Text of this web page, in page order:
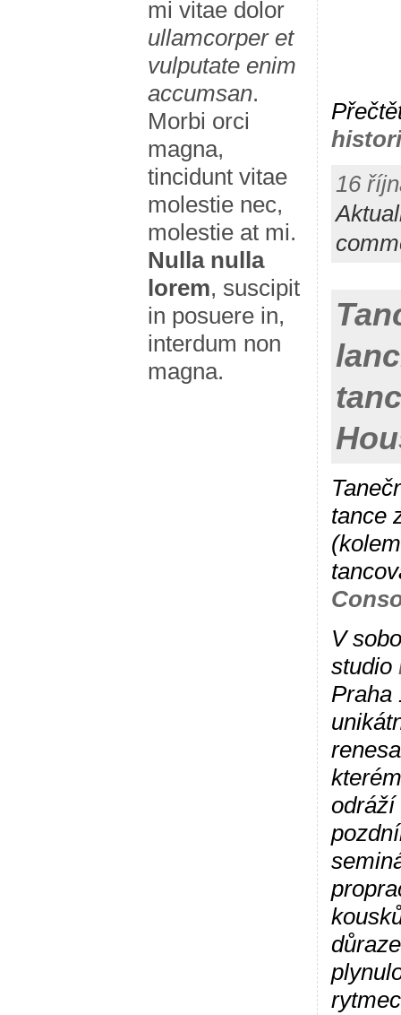
mi vitae dolor
ullamcorper et
vulputate enim
accumsan.
Morbi orci
magna,
tincidunt vitae
molestie nec,
molestie at mi.
Nulla nulla
lorem, suscipit
in posuere in,
interdum non
magna.
16
tance
V
studio
odráží